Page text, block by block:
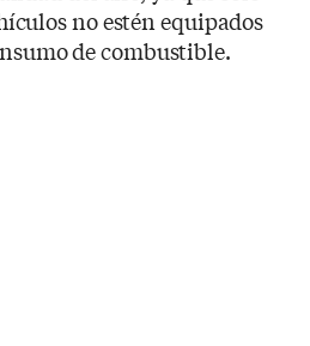
no estén equipados
de combustible.